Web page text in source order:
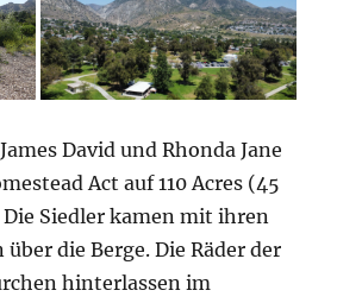
David und Rhonda Jane
Act auf 110 Acres (45
Siedler kamen mit ihren
über die Berge. Die Räder der
hinterlassen im